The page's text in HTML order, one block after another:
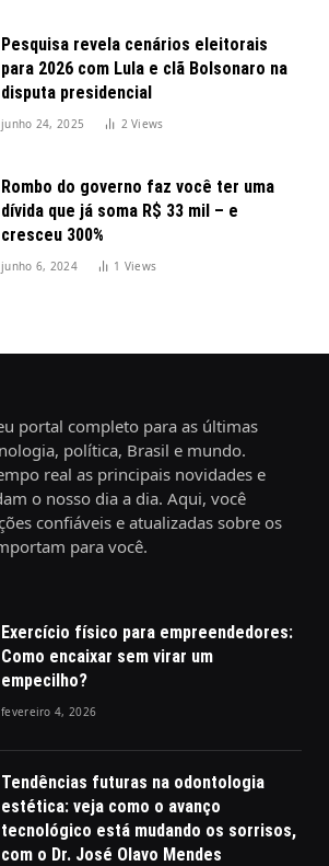
Pesquisa revela cenários eleitorais
para 2026 com Lula e clã Bolsonaro na
disputa presidencial
junho 24, 2025 2Views
Rombo do governo faz você ter uma
dívida que já soma R$ 33 mil – e
cresceu 300%
junho 6, 2024 1 Views
portal completo para as últimas
política, Brasil e mundo.
real as principais novidades e
o nosso dia a dia. Aqui, você
confiáveis e atualizadas sobre os
para você.
Exercício físico para empreendedores:
Como encaixar sem virar um
empecilho?
fevereiro 4, 2026
Tendências futuras na odontologia
estética: veja como o avanço
tecnológico está mudando os sorrisos,
com o Dr. José Olavo Mendes